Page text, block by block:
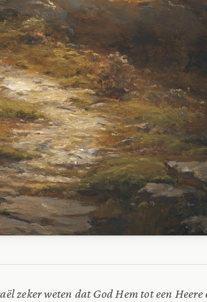
zeker weten dat God Hem tot een Heere